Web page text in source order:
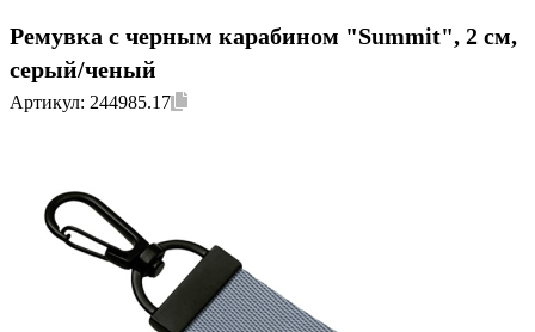
Ремувка с черным карабином "Summit", 2 см,
серый/ченый
Артикул: 244985.17